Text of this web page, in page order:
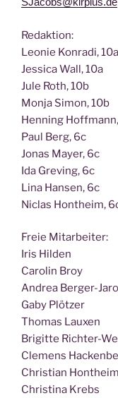
Redak­ti­on:
Leo­nie Kon­ra­di, 10a
Jes­si­ca Wall, 10a
Jule Roth, 10b
Mon­ja Simon, 10b
Hen­ning
Paul Berg, 6c
Jonas May­er, 6c
Ida Gre­ving, 6c
Lina Han­sen, 6c
Nic­las Hont­heim,
Freie Mit­ar­bei­ter:
Iris Hilden
Caro­lin Broy
Andrea Berger-
Gaby Plötzer
Tho­mas Lauxen
Bri­git­te Richter-
Cle­mens
Chris­ti­an Hontheim
Chris­ti­na Krebs